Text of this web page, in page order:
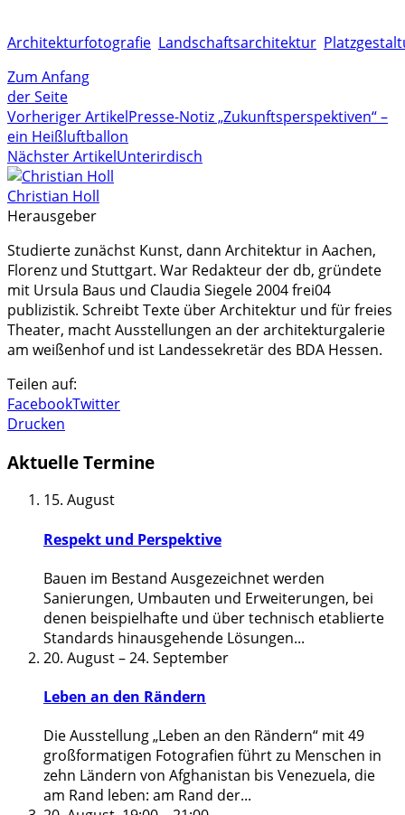
Architekturfotografie Landschaftsarchitektur
Zum Anfang
der Seite
Vorheriger ArtikelPresse-Notiz „Zukunftsperspektiven“ –
ein Heißluftballon
Nächster ArtikelUnterirdisch
Christian Holl
Herausgeber
Studierte zunächst Kunst, dann Architektur in Aachen,
Florenz und Stuttgart. War Redakteur der db, gründete
mit Ursula Baus und Claudia Siegele 2004 frei04
publizistik. Schreibt Texte über Architektur und für freies
Theater, macht Ausstellungen an der architekturgalerie
am weißenhof und ist Landessekretär des BDA Hessen.
Teilen auf:
FacebookTwitter
Drucken
Aktuelle Termine
15. August
Respekt und Perspektive
Bauen im Bestand Ausgezeichnet werden
Sanierungen, Umbauten und Erweiterungen, bei
denen beispielhafte und über technisch etablierte
Standards hinausgehende Lösungen...
20. August–24. September
Leben an den Rändern
Die Ausstellung „Leben an den Rändern“ mit 49
großformatigen Fotografien führt zu Menschen in
zehn Ländern von Afghanistan bis Venezuela, die
am Rand leben: am Rand der...